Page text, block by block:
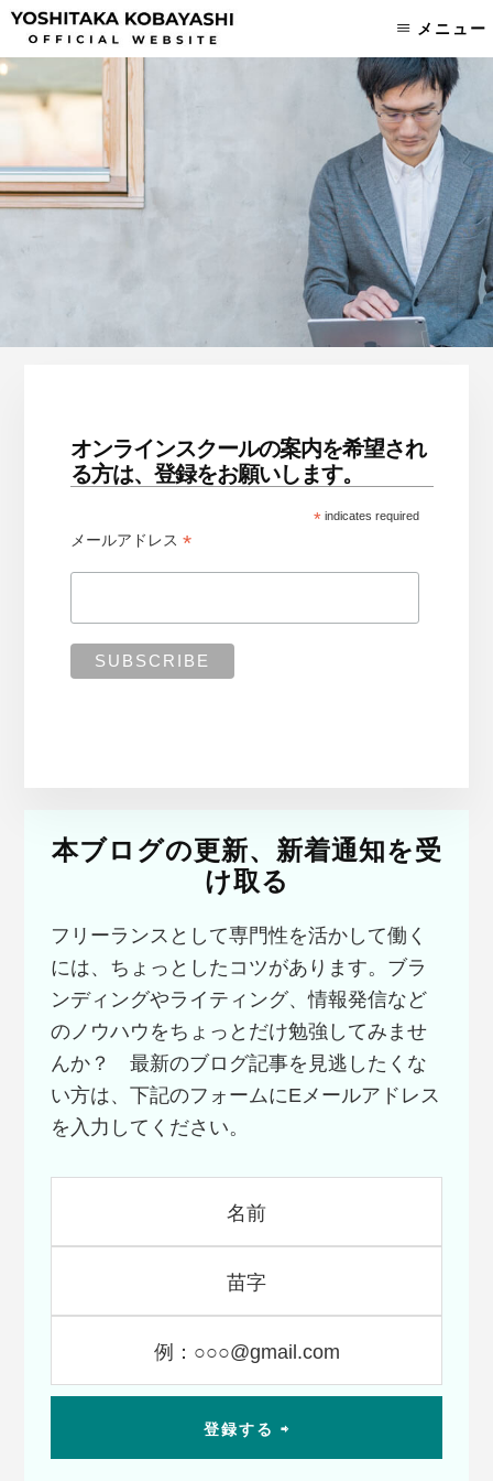
Skip
content
Skip
footer
メニュー
オンラインスクールの案内を希望され
る方は、登録をお願いします。
* indicates required
メールアドレス *
本ブログの更新、新着通知を受
け取る
フリーランスとして専門性を活かして働く
には、ちょっとしたコツがあります。ブラ
ンディングやライティング、情報発信など
のノウハウをちょっとだけ勉強してみませ
んか？ 最新のブログ記事を見逃したくな
い方は、下記のフォームにEメールアドレス
を入力してください。